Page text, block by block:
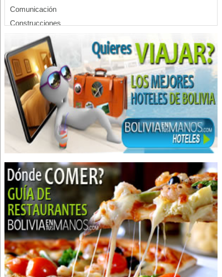
Comunicación
Construcciones
Construcción de Edificios
Datacenter
Energía
Edificios
Edificaciones
Fibra óptica
Instrumentos de medición
Sistemas de Seguridad
Soluciones Satelitales
Sistemas de vigilancia
Telepresencia
Video Conferencias
Vigilacia Electrónica
Hidrocarburos
Monitoreo y Seguridad
Estaciones de Regasificación
Tecnologías de la información
Telecomunicaciones